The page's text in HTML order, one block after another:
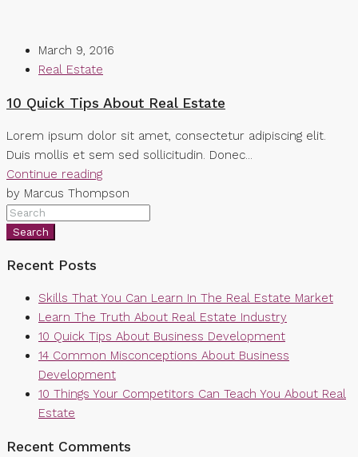
March 9, 2016
Real Estate
10 Quick Tips About Real Estate
Lorem ipsum dolor sit amet, consectetur adipiscing elit.
Duis mollis et sem sed sollicitudin. Donec...
Continue reading
by Marcus Thompson
Search
Recent Posts
Skills That You Can Learn In The Real Estate Market
Learn The Truth About Real Estate Industry
10 Quick Tips About Business Development
14 Common Misconceptions About Business
Development
10 Things Your Competitors Can Teach You About Real
Estate
Recent Comments